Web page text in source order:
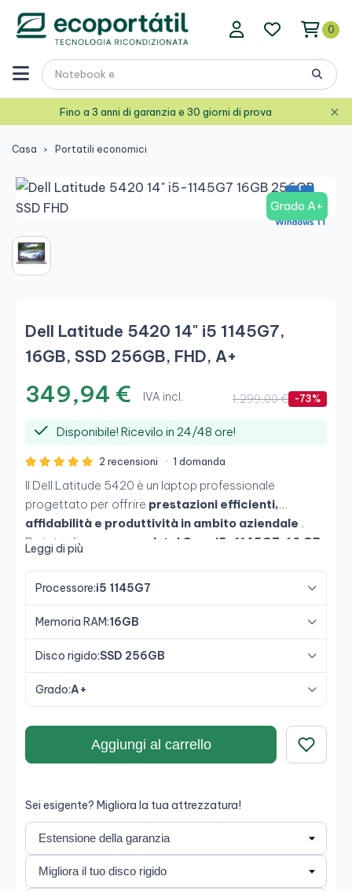
0
Fino a 3 anni di garanzia e 30 giorni di prova ×
Casa Portatili economici
Grado A+
Dell Latitude 5420 14" i5 1145G7,
16GB, SSD 256GB, FHD, A+
349,94 € IVA incl. 1.299,00 € -73%
Disponibile! Ricevilo in 24/48 ore!
2 recensioni · 1 domanda
Il Dell Latitude 5420 è un laptop professionale
progettato per offrire prestazioni efficienti,
affidabilità e produttività in ambito aziendale .
Dotato diprocessore Intel Core i5-1145G7, 16 GB
multitasking fluido e la gestione di applicazioni
garantisce un'esperienza confortevole ed efficiente.
Leggi di più
Processore:i5 1145G7
Memoria RAM:16GB
Disco rigido:SSD 256GB
Grado:A+
Aggiungi al carrello
Sei esigente? Migliora la tua attrezzatura!